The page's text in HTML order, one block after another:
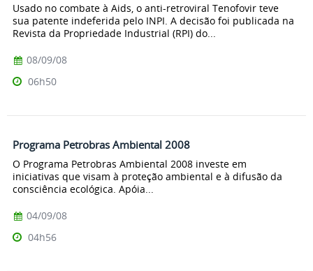
Usado no combate à Aids, o anti-retroviral Tenofovir teve
sua patente indeferida pelo INPI. A decisão foi publicada na
Revista da Propriedade Industrial (RPI) do...
08/09/08
06h50
Programa Petrobras Ambiental 2008
O Programa Petrobras Ambiental 2008 investe em
iniciativas que visam à proteção ambiental e à difusão da
consciência ecológica. Apóia...
04/09/08
04h56